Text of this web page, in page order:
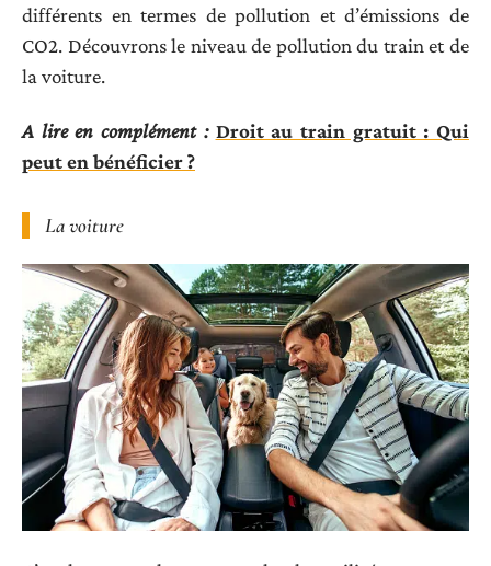
différents en termes de pollution et d’émissions de
CO2. Découvrons le niveau de pollution du train et de
la voiture.
A lire en complément : Droit au train gratuit : Qui
peut en bénéficier ?
La voiture